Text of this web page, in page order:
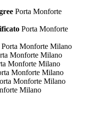
Porta Monforte
Porta Monforte
Porta Monforte Milano
Monforte Milano
Monforte Milano
Monforte Milano
Monforte Milano
Milano